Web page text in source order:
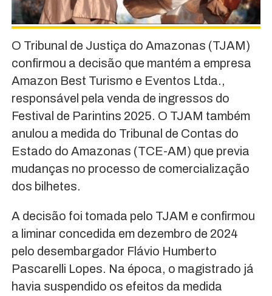
O Tribunal de Justiça do Amazonas (TJAM)
confirmou a decisão que mantém a empresa
Amazon Best Turismo e Eventos Ltda.,
responsável pela venda de ingressos do
Festival de Parintins 2025. O TJAM também
anulou a medida do Tribunal de Contas do
Estado do Amazonas (TCE-AM) que previa
mudanças no processo de comercialização
dos bilhetes.
A decisão foi tomada pelo TJAM e confirmou
a liminar concedida em dezembro de 2024
pelo desembargador Flávio Humberto
Pascarelli Lopes. Na época, o magistrado já
havia suspendido os efeitos da medida